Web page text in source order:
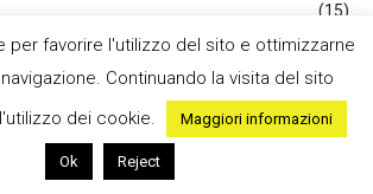
(15)
(32)
(27)
per favorire l'utilizzo del sito e ottimizzarne
Continuando la visita del sito
dei cookie.
Maggiori informazioni
Ok Reject